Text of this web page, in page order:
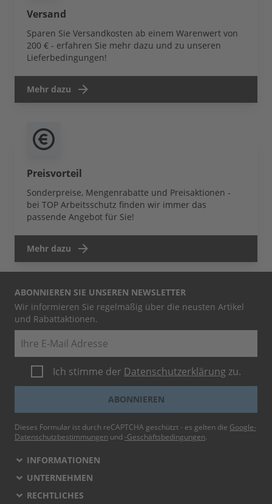
Versand
Sparen Sie Versandkosten ab einem Warenwert von
200 € - erfahren Sie mehr dazu und zu unseren
Lieferbedingungen!
Mehr dazu
Preisvorteil
Sonderpreise, Mengenrabatte und Preisaktionen -
bei TOP Arbeitsschutz finden wir immer das
passende Angebot für Sie!
Mehr dazu
ABONNIEREN SIE UNSEREN NEWSLETTER
Wir informieren Sie regelmäßig über die neusten Artikel
und Rabattaktionen.
Ich stimme der Datenschutzerklärung zu.
ABONNIEREN
Dieses Formular ist durch reCAPTCHA geschützt - es gelten die Google-
Datenschutzbestimmungen und -Geschäftsbedingungen.
INFORMATIONEN
UNTERNEHMEN
RECHTLICHES